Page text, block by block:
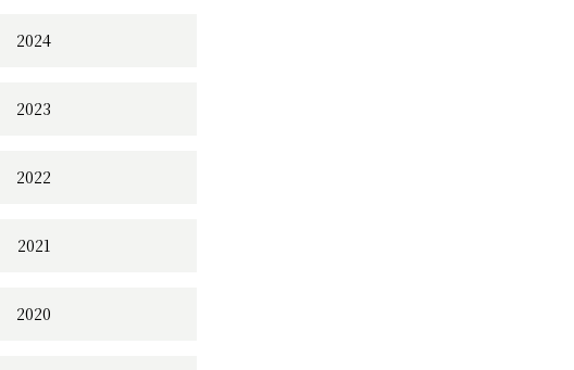
2024
2023
2022
2021
2020